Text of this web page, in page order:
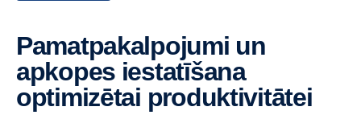
Pamatpakalpojumi un
apkopes iestatīšana
optimizētai produktivitātei